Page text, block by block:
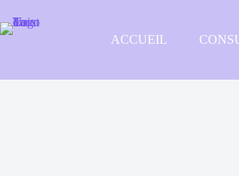
au
contenu
ACCUEIL